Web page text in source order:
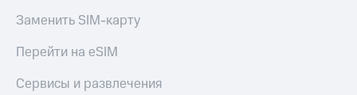
Заменить SIM-карту
Перейти на eSIM
Сервисы и развлечения